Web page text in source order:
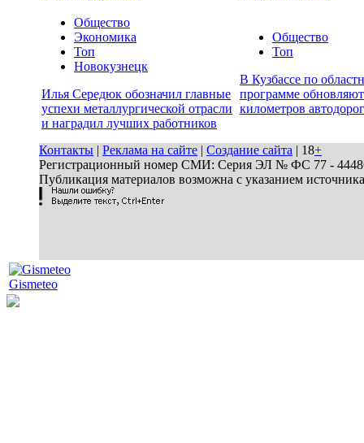
Общество
Экономика
Топ
Новокузнецк
Илья Середюк обозначил главные
успехи металлургической отрасли
и наградил лучших работников
Общество
Топ
В Кузбассе по
программе
километров автодорог
Контакты | Реклама на сайте | Создание сайта | 18+
Регистрационный номер СМИ: Серия ЭЛ № ФС 77 - 44486
Публикация материалов возможна с указанием
Gismeteo